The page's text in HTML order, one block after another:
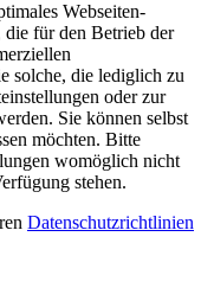
Webseiten-
für den Betrieb der
solche, die lediglich zu
oder zur
Sie können selbst
möchten. Bitte
womöglich nicht
stehen.
Datenschutzrichtlinien